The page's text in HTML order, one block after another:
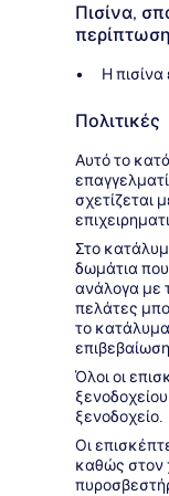
Πισίνα,
Η
Πολιτικές
Αυτό το
σχετίζεται
Στο
δωμάτια
ανάλογα με
πελάτες
το
Όλοι οι
ξενοδοχείο.
Οι
καθώς στον